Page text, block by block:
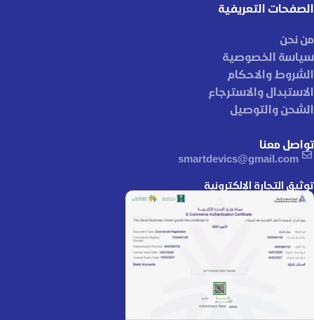
الصفحات التعريفية
من نحن
سياسة الخصوصية
الشروط والاحكام
الاستبدال والاسترجاع
الشحن والتوصيل
تواصل معنا
smartdevics@gmail.com
توثيق التجارة الإلكترونية